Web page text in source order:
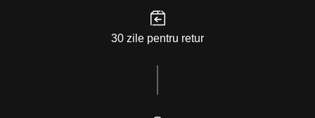
30 zile pentru retur